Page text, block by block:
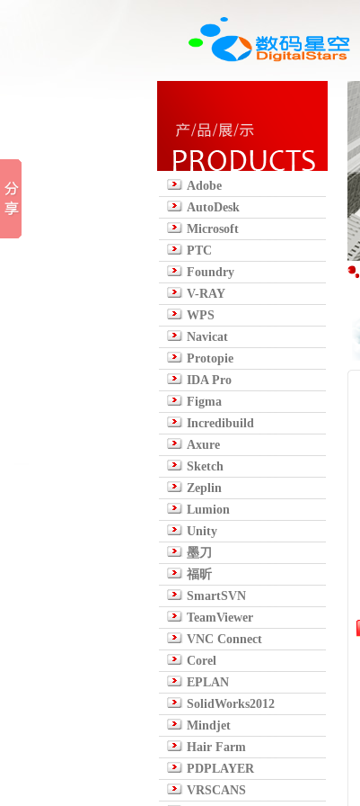
Adobe
AutoDesk
Microsoft
PTC
Foundry
V-RAY
WPS
Navicat
Protopie
IDA Pro
Figma
Incredibuild
Axure
Sketch
Zeplin
Lumion
Unity
墨刀
福昕
SmartSVN
TeamViewer
VNC Connect
Corel
EPLAN
SolidWorks2012
Mindjet
Hair Farm
PDPLAYER
VRSCANS